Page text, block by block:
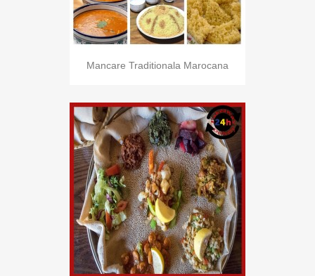
Mancare Traditionala Marocana